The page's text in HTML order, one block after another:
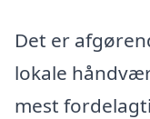
Det er
lokale
mest